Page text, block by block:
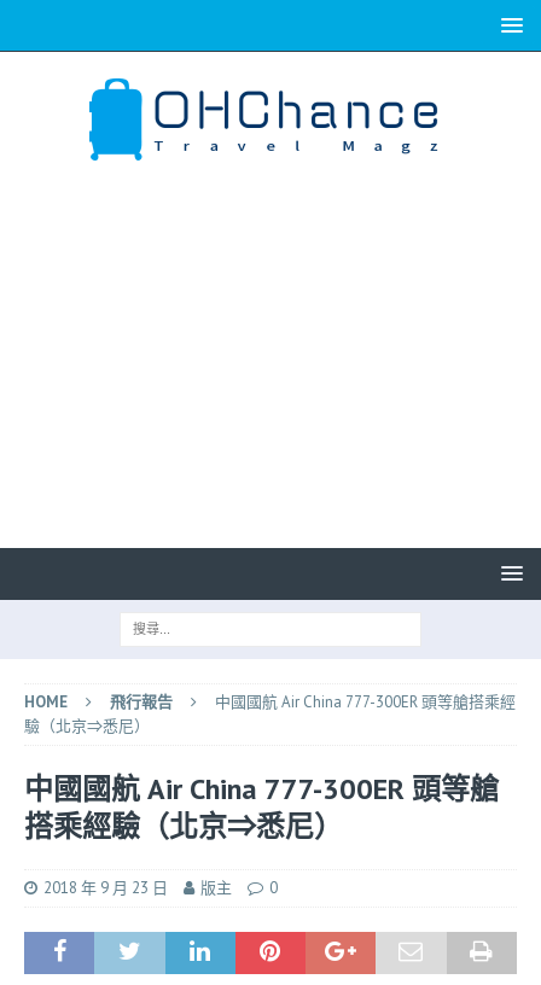
HOME 飛行報告
中國國航 Air China 777-300ER 頭等艙搭乘經
驗（北京⇒悉尼）
中國國航 Air China 777-300ER 頭等艙
搭乘經驗（北京⇒悉尼）
2018 年 9 月 23 日 版主 0